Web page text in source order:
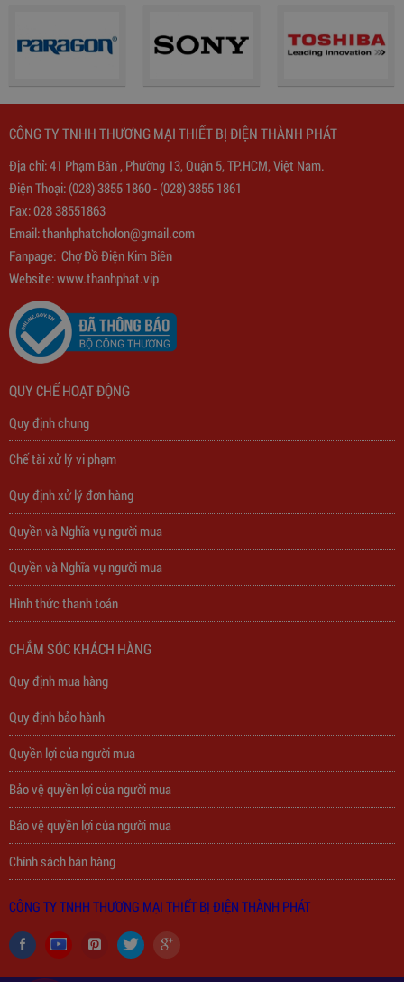
775,000đ
Trạm Sạc Điện Thoại 2D22N5USB
310,000đ
CÔNG TY TNHH THƯƠNG MẠI THIẾT BỊ ĐIỆN THÀNH PHÁT
Địa chỉ: 41 Phạm Bân , Phường 13, Quận 5, TP.HCM, Việt Nam.
Điện Thoại: (028) 3855 1860- (028) 3855 1861
Fax: 028 38551863
Email:thanhphatcholon@gmail.com
Fanpage: Chợ Đồ Điện Kim Biên
Website: www.thanhphat.vip
QUY CHẾ HOẠT ĐỘNG
Quy định chung
Chế tài xử lý vi phạm
Quy định xử lý đơn hàng
Quyền và Nghĩa vụ người mua
Quyền và Nghĩa vụ người mua
Hình thức thanh toán
CHẮM SÓC KHÁCH HÀNG
Quy định mua hàng
Quy định bảo hành
Quyền lợi của người mua
Bảo vệ quyền lợi của người mua
Bảo vệ quyền lợi của người mua
Chính sách bán hàng
CÔNG TY TNHH THƯƠNG MẠI THIẾT BỊ ĐIỆN THÀNH PHÁT